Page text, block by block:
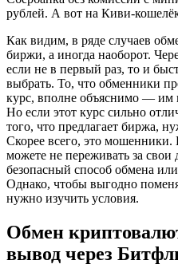
рублей. А вот на Киви-
Как видим, в ряде случаев
биржи, а иногда наоборот.
если не в первый раз, то и
выбрать. То, что обменники
курс, вполне объяснимо — им
Но если этот курс сильно
того, что предлагает биржа,
Скорее всего, это
можете не переживать за
безопасный способ обмена
Однако, чтобы выгодно
нужно изучить условия.
Обмен
вывод через